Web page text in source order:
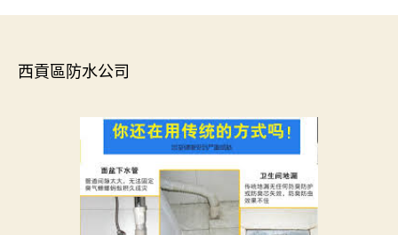
西貢區防水公司